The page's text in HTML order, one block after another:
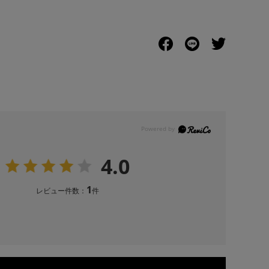
4.0
レビュー件数： 1件